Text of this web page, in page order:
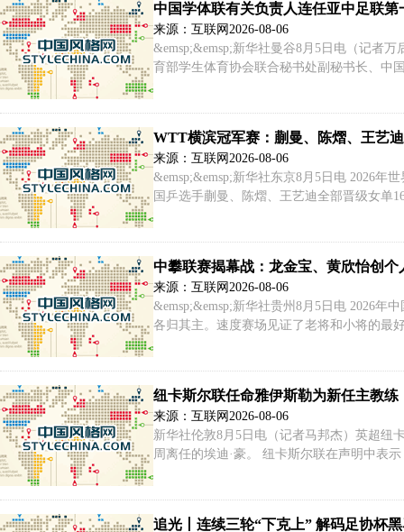
中国学体联有关负责人连任亚中足联第
来源：互联网 2026-08-06
&emsp;&emsp;新华社曼谷8月5日电（记者
育部学生体育协会联合秘书处副秘书长、中
WTT横滨冠军赛：蒯曼、陈熠、王艺
来源：互联网 2026-08-06
&emsp;&emsp;新华社东京8月5日电 2026年
国乒选手蒯曼、陈熠、王艺迪全部晋级女单
中攀联赛揭幕战：龙金宝、黄欣怡创个
来源：互联网 2026-08-06
&emsp;&emsp;新华社贵州8月5日电 2026年
各归其主。速度赛场见证了老将和小将的最
纽卡斯尔联任命雅伊斯勒为新任主教练
来源：互联网 2026-08-06
新华社伦敦8月5日电（记者马邦杰）英超纽
周离任的埃迪·豪。 纽卡斯尔联在声明中表
追光丨连续三轮“下克上” 解码足协杯